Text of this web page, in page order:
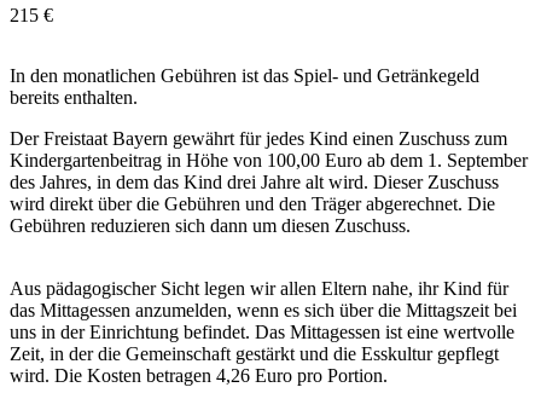
215 €
In den monatlichen Gebühren ist das Spiel- und Getränkegeld
bereits enthalten.
Der Freistaat Bayern gewährt für jedes Kind einen Zuschuss zum
Kindergartenbeitrag in Höhe von 100,00 Euro ab dem 1. September
des Jahres, in dem das Kind drei Jahre alt wird. Dieser Zuschuss
wird direkt über die Gebühren und den Träger abgerechnet. Die
Gebühren reduzieren sich dann um diesen Zuschuss.
Aus pädagogischer Sicht legen wir allen Eltern nahe, ihr Kind für
das Mittagessen anzumelden, wenn es sich über die Mittagszeit bei
uns in der Einrichtung befindet. Das Mittagessen ist eine wertvolle
Zeit, in der die Gemeinschaft gestärkt und die Esskultur gepflegt
wird. Die Kosten betragen 4,26 Euro pro Portion.